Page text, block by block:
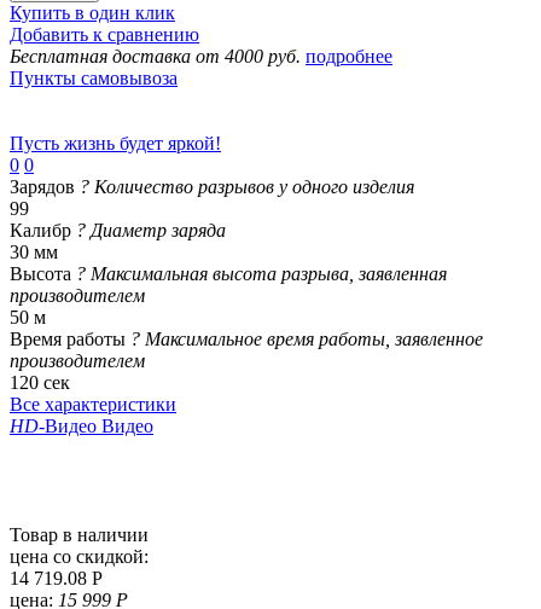
Купить в один клик
Добавить к сравнению
Бесплатная доставка от 4000 руб. подробнее
Пункты самовывоза
Пусть жизнь будет яркой!
0 0
Зарядов ? Количество разрывов у одного изделия
99
Калибр ? Диаметр заряда
30 мм
Высота ? Максимальная высота разрыва, заявленная
производителем
50 м
Время работы ? Максимальное время работы, заявленное
производителем
120 сек
Все характеристики
HD-Видео Видео
Товар в наличии
цена со скидкой:
14 719.08 Р
цена: 15 999 Р